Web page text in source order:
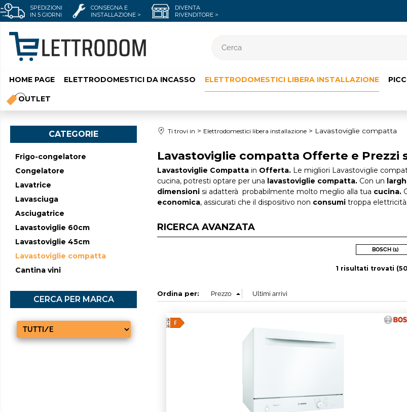
SPEDIZIONI
IN 5 GIORNI
CONSEGNA E
INSTALLAZIONE >
DIVENTA
RIVENDITORE >
HOME PAGE ELETTRODOMESTICI DA INCASSO ELETTRODOMESTICI LIBERA INSTALLAZIONE
OUTLET
CATEGORIE
Frigo-congelatore
Congelatore
Lavatrice
Lavasciuga
Asciugatrice
Lavastoviglie 60cm
Lavastoviglie 45cm
Lavastoviglie compatta
Cantina vini
CERCA PER MARCA
Ti trovi in Elettrodomestici libera installazione Lavastoviglie compatta
Lavastoviglie compatta Offerte e Prezzi
Lavastoviglie Compatta in Offerta. Le migliori Lavastoviglie
cucina, potresti optare per una lavastoviglie compatta. Con un
dimensioni si adatterà probabilmente molto meglio alla tua cucina.
economica, assicurati che il dispositivo non consumi troppa elettricità.
RICERCA AVANZATA
BOSCH (1)
1 risultati trovati
Ordina per: